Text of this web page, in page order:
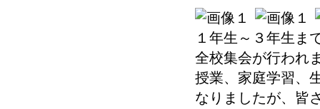
１年生～３年生ま
全校集会が行われ
授業、家庭学習、
なりましたが、皆